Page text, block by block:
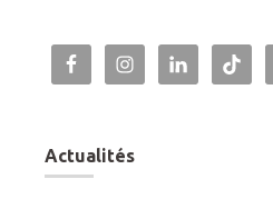
Actualités